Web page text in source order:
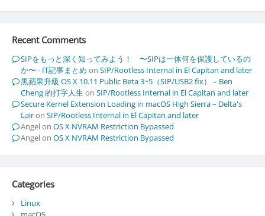
Recent Comments
SIPをもっと深く知ってみよう！ 〜SIPは一体何を保護しているの
か〜 - IT記事まとめ on SIP/Rootless Internal in El Capitan and later
黑蘋果升級 OS X 10.11 Public Beta 3~5（SIP/USB2 fix） – Ben
Cheng 的打字人生 on SIP/Rootless Internal in El Capitan and later
Secure Kernel Extension Loading in macOS High Sierra – Delta's
Lairon SIP/Rootless Internal in El Capitan and later
Angelon OS X NVRAM Restriction Bypassed
Angelon OS X NVRAM Restriction Bypassed
Categories
Linux